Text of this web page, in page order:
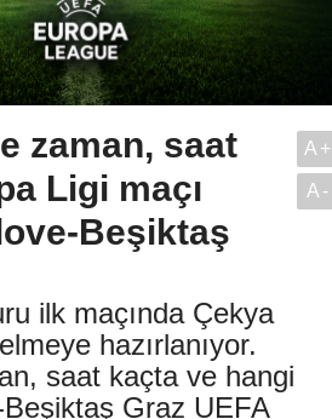
zaman, saat
Ligi maçı
Beşiktaş
ilk maçında Çekya
hazırlanıyor.
saat kaçta ve hangi
Graz UEFA
A+
A-